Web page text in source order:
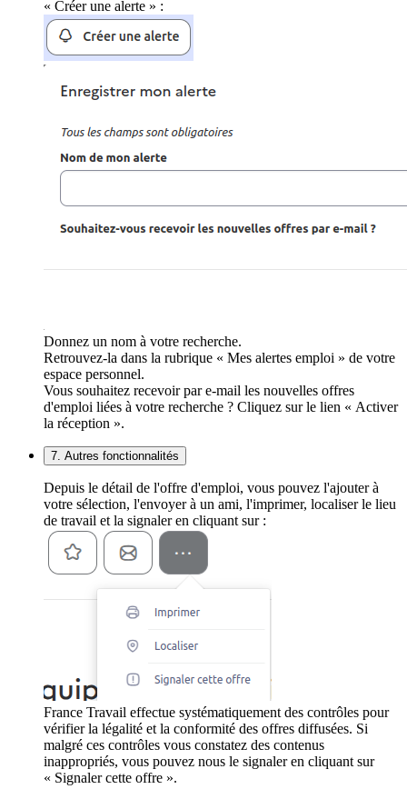
« Créer une alerte » :
Donnez un nom à votre recherche.
Retrouvez-la dans la rubrique « Mes alertes emploi » de votre
espace personnel.
Vous souhaitez recevoir par e-mail les nouvelles offres
d'emploi liées à votre recherche ? Cliquez sur le lien « Activer
la réception ».
7. Autres fonctionnalités
Depuis le détail de l'offre d'emploi, vous pouvez l'ajouter à
votre sélection, l'envoyer à un ami, l'imprimer, localiser le lieu
de travail et la signaler en cliquant sur :
France Travail effectue systématiquement des contrôles pour
vérifier la légalité et la conformité des offres diffusées. Si
malgré ces contrôles vous constatez des contenus
inappropriés, vous pouvez nous le signaler en cliquant sur
« Signaler cette offre ».